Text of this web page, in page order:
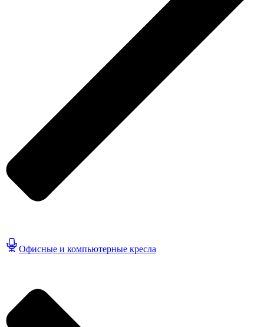
Офисные и компьютерные кресла